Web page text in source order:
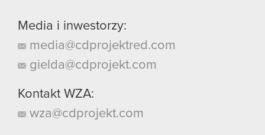
Media i inwestorzy:
media@cdprojektred.com
gielda@cdprojekt.com
Kontakt WZA:
wza@cdprojekt.com